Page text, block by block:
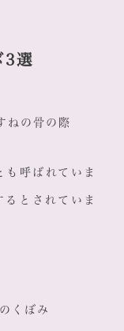
3選
ねの骨の際
呼ばれていま
とされていま
くぼみ